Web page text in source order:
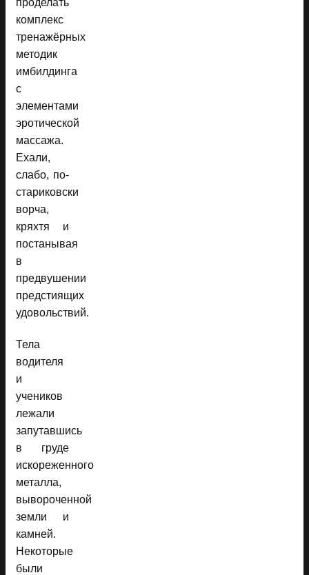
проделать
комплекс
тренажёрных
методик
имбилдинга
с
элементами
эротической
массажа.
Ехали,
слабо, по-
стариковски
ворча,
кряхтя и
постанывая
в
предвушении
предстиящих
удовольствий.
Тела
водителя
и
учеников
лежали
запутавшись
в груде
искореженного
металла,
вывороченной
земли и
камней.
Некоторые
были